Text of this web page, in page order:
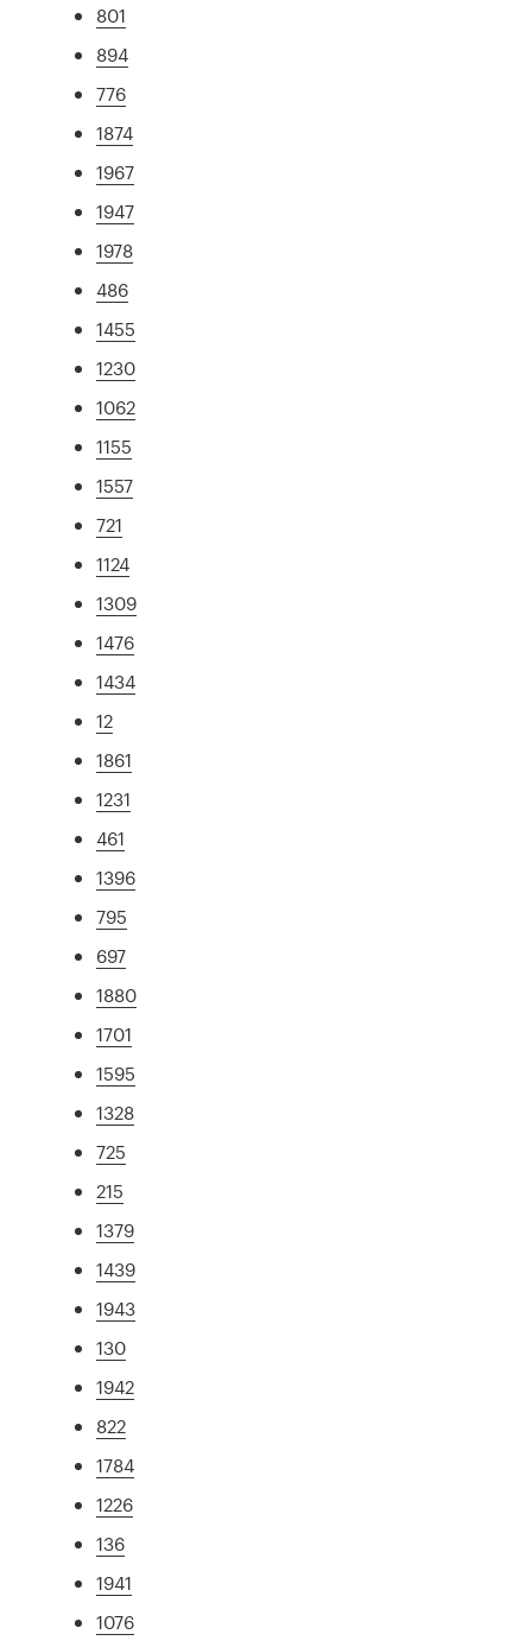
801
894
776
1874
1967
1947
1978
486
1455
1230
1062
1155
1557
721
1124
1309
1476
1434
12
1861
1231
461
1396
795
697
1880
1701
1595
1328
725
215
1379
1439
1943
130
1942
822
1784
1226
136
1941
1076